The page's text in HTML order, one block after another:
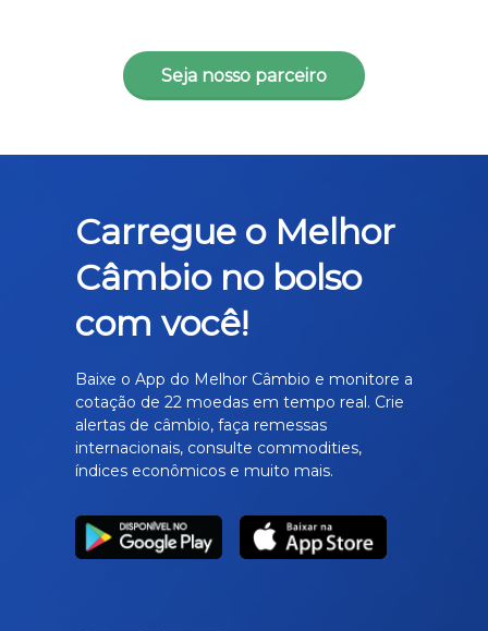
Seja nosso parceiro
Carregue o Melhor
Câmbio no bolso
com você!
Baixe o App do Melhor Câmbio e monitore a
cotação de 22 moedas em tempo real. Crie
alertas de câmbio, faça remessas
internacionais, consulte commodities,
índices econômicos e muito mais.